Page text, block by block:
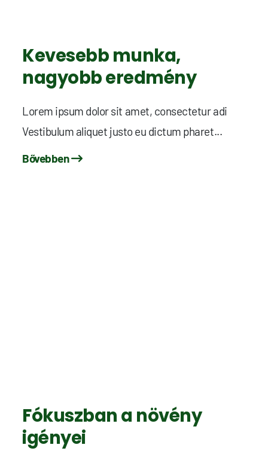
Kevesebb munka,
nagyobb eredmény
Lorem ipsum dolor sit amet, consectetur adi
Vestibulum aliquet justo eu dictum pharet...
Bővebben
Fókuszban a növény
igényei